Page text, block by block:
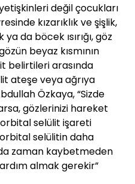
değil çocukları
kızarıklık ve şişlik,
da böcek ısırığı, göz
beyaz kısmının
belirtileri arasında
ateşe veya ağrıya
Özkaya, “Sizde
gözlerinizi hareket
selülit işareti
selülitin daha
zaman kaybetmeden
almak gerekir”